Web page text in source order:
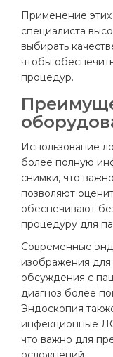
Применение
специалиста
выбирать
чтобы
процедур.
Использование
более полную
снимки, что
позволяют
обеспечивают
процедуру для
Современные
изображения
обсуждения с
диагноз более
Эндоскопия
инфекционные
что важно для